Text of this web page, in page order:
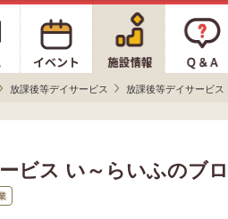
放課後等デイサービス 放課後等デイサービス
ビス い～らいふのブ